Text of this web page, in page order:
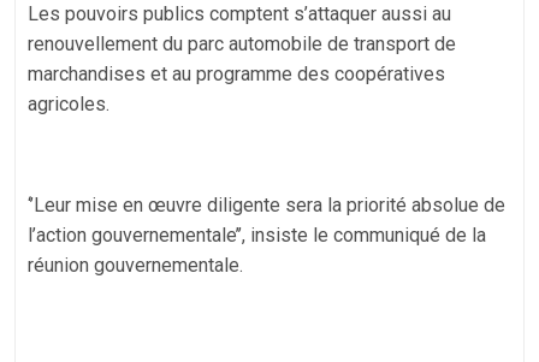
Les pouvoirs publics comptent s’attaquer aussi au
renouvellement du parc automobile de transport de
marchandises et au programme des coopératives
agricoles.
‘’Leur mise en œuvre diligente sera la priorité absolue de
l’action gouvernementale’’, insiste le communiqué de la
réunion gouvernementale.